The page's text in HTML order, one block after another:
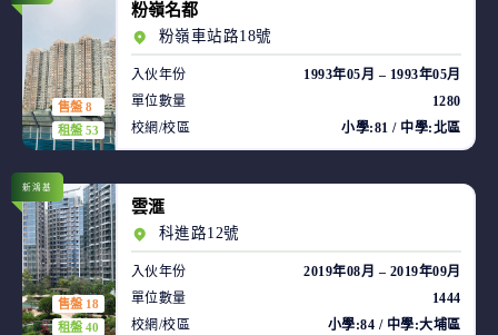
售盤 8
租盤 53
粉嶺名都
粉嶺車站路18號
入伙年份
1993年05月 – 1993年05月
單位數量
1280
校網/校區
小學:81 / 中學:北區
售盤 18
租盤 40
新鴻基
雲滙
科進路12號
入伙年份
2019年08月 – 2019年09月
單位數量
1444
校網/校區
小學:84 / 中學:大埔區